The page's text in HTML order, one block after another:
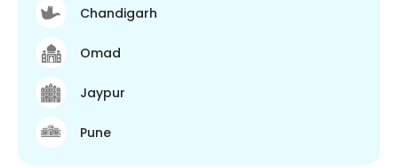
Chandigarh
Omad
Jaypur
Pune